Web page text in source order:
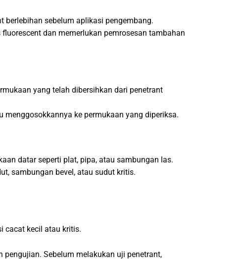
berlebihan sebelum aplikasi pengembang.
dan memerlukan pemrosesan tambahan
yang telah dibersihkan dari penetrant
menggosokkannya ke permukaan yang diperiksa.
datar seperti plat, pipa, atau sambungan las.
sambungan bevel, atau sudut kritis.
cacat kecil atau kritis.
Sebelum melakukan uji penetrant,